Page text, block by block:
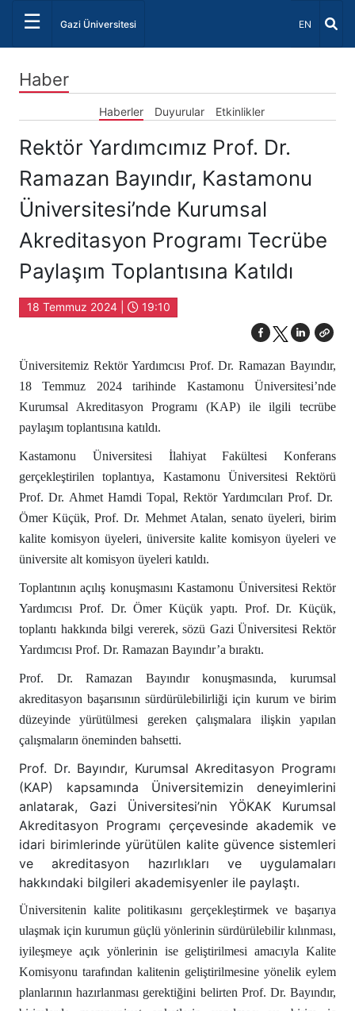
☰ Gazi Üniversitesi Dil Seçiniz
EN
Haber
Haberler Duyurular Etkinlikler
Rektör Yardımcımız Prof. Dr.
Ramazan Bayındır, Kastamonu
Üniversitesi’nde Kurumsal
Akreditasyon Programı Tecrübe
Paylaşım Toplantısına Katıldı
18 Temmuz 2024 | 19:10
Üniversitemiz Rektör Yardımcısı Prof. Dr. Ramazan Bayındır,
18 Temmuz 2024 tarihinde Kastamonu Üniversitesi’nde
Kurumsal Akreditasyon Programı (KAP) ile ilgili tecrübe
paylaşım toplantısına katıldı.
Kastamonu Üniversitesi İlahiyat Fakültesi Konferans
gerçekleştirilen toplantıya, Kastamonu Üniversitesi Rektörü
Prof. Dr. Ahmet Hamdi Topal, Rektör Yardımcıları Prof. Dr.
Ömer Küçük, Prof. Dr. Mehmet Atalan, senato üyeleri, birim
kalite komisyon üyeleri, üniversite kalite komisyon üyeleri ve
üniversite alt komisyon üyeleri katıldı.
Toplantının açılış konuşmasını Kastamonu Üniversitesi Rektör
Yardımcısı Prof. Dr. Ömer Küçük yaptı. Prof. Dr. Küçük,
toplantı hakkında bilgi vererek, sözü Gazi Üniversitesi Rektör
Yardımcısı Prof. Dr. Ramazan Bayındır’a bıraktı.
Prof. Dr. Ramazan Bayındır konuşmasında, kurumsal
akreditasyon başarısının sürdürülebilirliği için kurum ve birim
düzeyinde yürütülmesi gereken çalışmalara ilişkin yapılan
çalışmaların öneminden bahsetti.
Prof. Dr. Bayındır, Kurumsal Akreditasyon Programı
(KAP) kapsamında Üniversitemizin deneyimlerini
anlatarak, Gazi Üniversitesi’nin YÖKAK Kurumsal
Akreditasyon Programı çerçevesinde akademik ve
idari birimlerinde yürütülen kalite güvence sistemleri
ve akreditasyon hazırlıkları ve uygulamaları
hakkındaki bilgileri akademisyenler ile paylaştı.
Üniversitenin kalite politikasını gerçekleştirmek ve başarıya
ulaşmak için kurumun güçlü yönlerinin sürdürülebilir kılınması,
iyileşmeye açık yönlerinin ise geliştirilmesi amacıyla Kalite
Komisyonu tarafından kalitenin geliştirilmesine yönelik eylem
planlarının hazırlanması gerektiğini belirten Prof. Dr. Bayındır,